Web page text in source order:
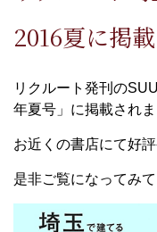
2016夏に掲
リクルート発刊の
年夏号」に掲載されま
お近くの書店にて好評
是非ご覧になってみて